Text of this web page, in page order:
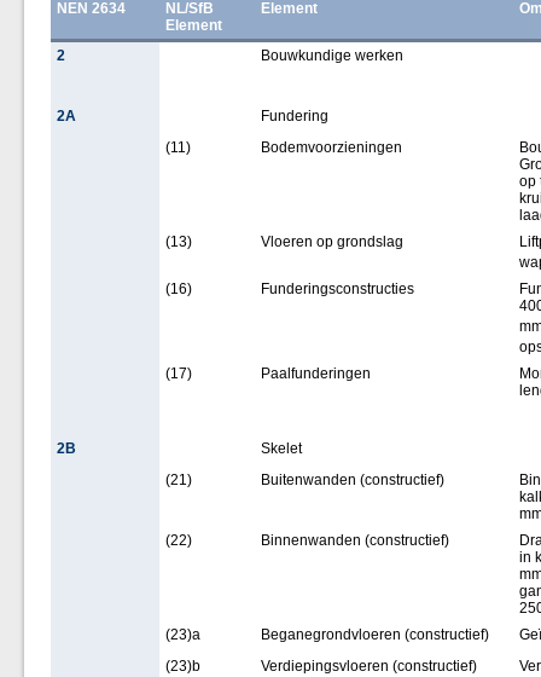
NEN 2634
NL/SfB
Element
Element
2 Bouwkundige werken
2A
Fundering
(11)
Bodemvoorzieningen
op
(13)
Vloeren op grondslag
(16)
Funderingsconstructies
(17)
Paalfunderingen
2B
Skelet
(21)
Buitenwanden (constructief)
(22)
Binnenwanden (constructief)
in
(23)a
Beganegrondvloeren (constructief)
(23)b
Verdiepingsvloeren (constructief)